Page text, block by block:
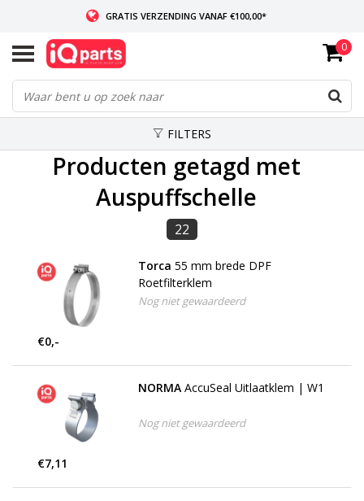
GRATIS VERZENDING VANAF €100,00*
INDIEN VOORRADIG: VOOR 14:00 BESTELD, ZELFDE DAG VERZONDEN
WERELDWIJDE LEVERING
0
FILTERS
Producten getagd met
Auspuffschelle
22
Torca 55 mm brede DPF
Roetfilterklem
Nog niet gewaardeerd
€0,-
NORMA AccuSeal Uitlaatklem | W1
Nog niet gewaardeerd
€7,11